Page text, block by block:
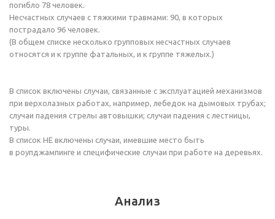
погибло 78 человек.
Несчастных случаев с тяжкими травмами: 90, в которых
пострадало 96 человек.
(В общем списке несколько групповых несчастных случаев
относятся и к группе фатальных, и к группе тяжелых.)
В список включены случаи, связанные с эксплуатацией механизмов
при верхолазных работах, например, лебедок на дымовых трубах;
случаи падения стрелы автовышки; случаи падения с лестницы,
туры.
В список НЕ включены случаи, имевшие место быть
в роупджампинге и специфические случаи при работе на деревьях.
Анализ